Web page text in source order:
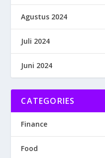
Agustus 2024
Juli 2024
Juni 2024
CATEGORIES
Finance
Food